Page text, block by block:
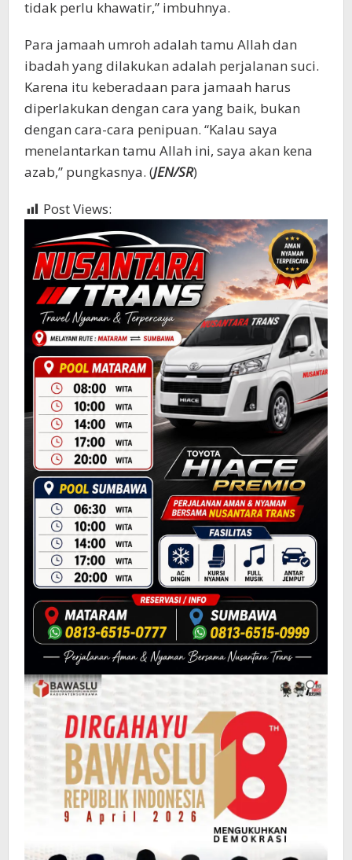
tidak perlu khawatir,” imbuhnya.
Para jamaah umroh adalah tamu Allah dan
ibadah yang dilakukan adalah perjalanan suci.
Karena itu keberadaan para jamaah harus
diperlakukan dengan cara yang baik, bukan
dengan cara-cara penipuan. “Kalau saya
menelantarkan tamu Allah ini, saya akan kena
azab,” pungkasnya. (JEN/SR)
Post Views: